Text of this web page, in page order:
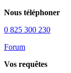
Nous téléphoner
0 825 300 230
Forum
Vos requêtes